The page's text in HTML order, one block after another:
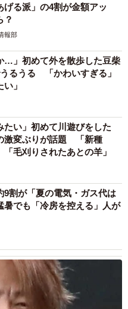
げる派」の4割が金額アッ
？
報部
…」初めて外を散歩した豆柴
るうる 「かわいすぎる」
」
たい」初めて川遊びをした
激変ぶりが話題 「新種
毛刈りされたあとの羊」
9割が「夏の電気・ガス代は
でも「冷房を控える」人が